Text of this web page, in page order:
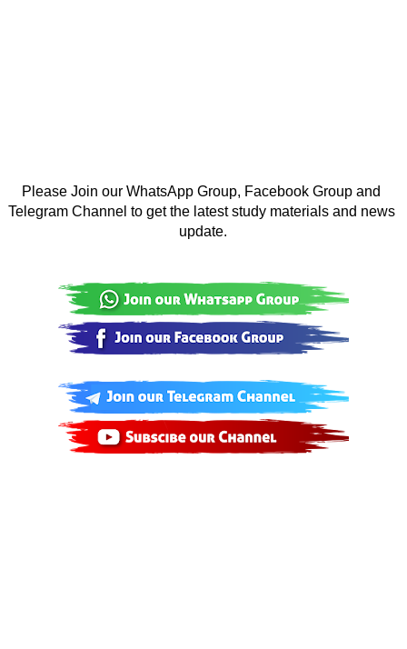
Please Join our WhatsApp Group, Facebook Group and
Telegram Channel to get the latest study materials and news
update.